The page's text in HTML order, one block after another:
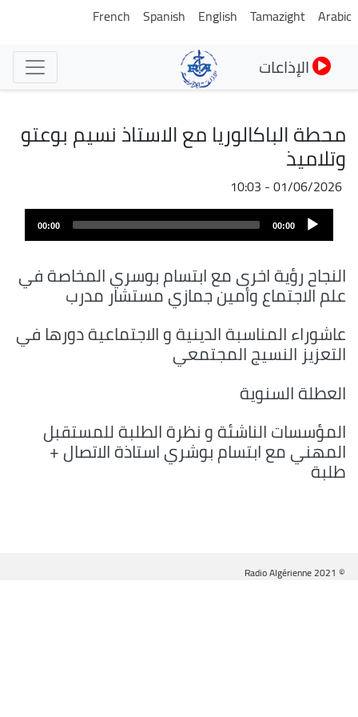
تجاوز
Arabic
Tamazight
English
Spanish
French
الإذاعات
محطة الباكالوريا مع الاستاذ نسيم بوعتو
وتلاميذ
01/06/2026 - 10:03
ملف
الصوت
Audio
Player
00:00
00:00
النجاح رؤية اخرى مع ابتسام بوسري المخاصة في
علم الاجتماع وأمين جمازي مستشار مدرب
عاشوراء المناسبة الدينية و الاجتماعية دورها في
التعزيز النسيج المجتمعي
العطلة السنوية
المؤسسات الناشئة و نظرة الطلبة للمستقبل
المهني مع ابتسام بوشري استاذة الاتصال +
طلبة
© Radio Algérienne 2021